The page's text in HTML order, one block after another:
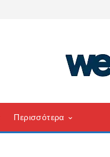
Περισσότερα